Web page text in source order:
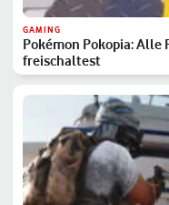
GAMING
Pokémon Pokopia: Alle
freischaltest